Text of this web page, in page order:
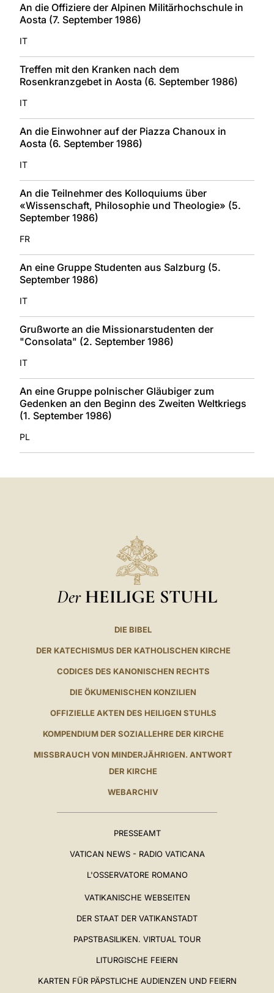
An die Offiziere der Alpinen Militärhochschule in
Aosta (7. September 1986)
IT
Treffen mit den Kranken nach dem
Rosenkranzgebet in Aosta (6. September 1986)
IT
An die Einwohner auf der Piazza Chanoux in
Aosta (6. September 1986)
IT
An die Teilnehmer des Kolloquiums über
«Wissenschaft, Philosophie und Theologie» (5.
September 1986)
FR
An eine Gruppe Studenten aus Salzburg (5.
September 1986)
IT
Grußworte an die Missionarstudenten der
"Consolata" (2. September 1986)
IT
An eine Gruppe polnischer Gläubiger zum
Gedenken an den Beginn des Zweiten Weltkriegs
(1. September 1986)
PL
Der HEILIGE STUHL
DIE BIBEL
DER KATECHISMUS DER KATHOLISCHEN KIRCHE
CODICES DES KANONISCHEN RECHTS
DIE ÖKUMENISCHEN KONZILIEN
OFFIZIELLE AKTEN DES HEILIGEN STUHLS
KOMPENDIUM DER SOZIALLEHRE DER KIRCHE
MISSBRAUCH VON MINDERJÄHRIGEN. ANTWORT
DER KIRCHE
WEBARCHIV
PRESSEAMT
VATICAN NEWS - RADIO VATICANA
L'OSSERVATORE ROMANO
VATIKANISCHE WEBSEITEN
DER STAAT DER VATIKANSTADT
PAPSTBASILIKEN. VIRTUAL TOUR
LITURGISCHE FEIERN
KARTEN FÜR PÄPSTLICHE AUDIENZEN UND FEIERN